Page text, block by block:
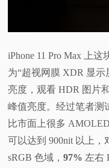
iPhone 11 Pro Max 上
为“超视网膜 XDR 显示
亮度，观看 HDR 图片
峰值亮度。经过笔者
比市面上很多
可以达到 900nit 以上，
sRGB 色域，97% 左右